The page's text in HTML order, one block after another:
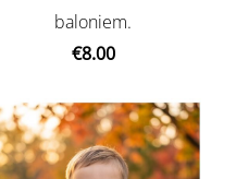
baloniem.
€8.00